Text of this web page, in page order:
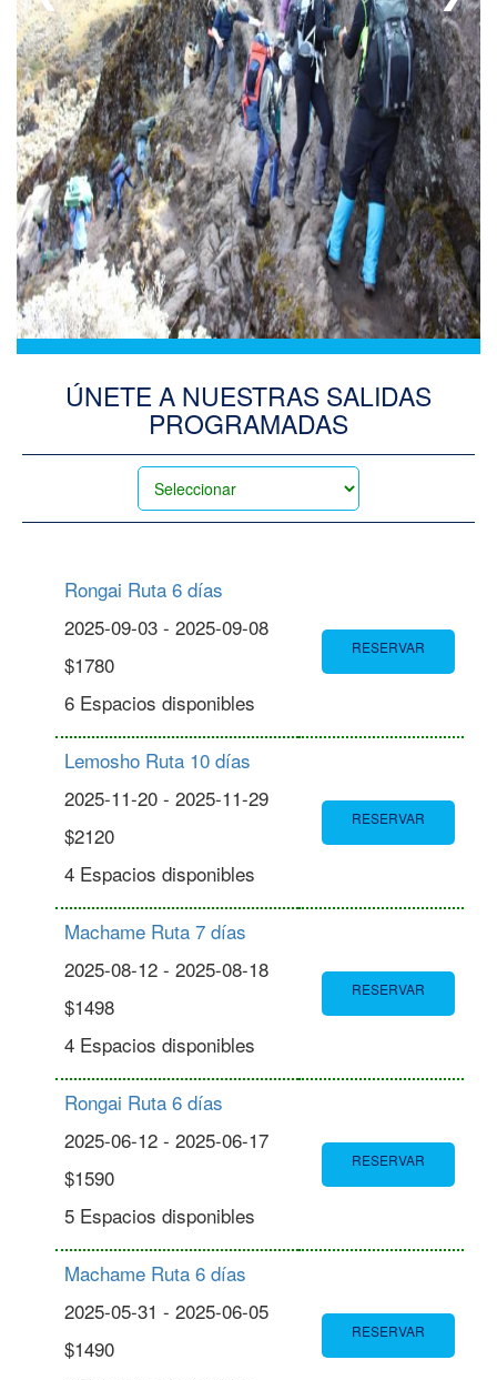
DE
SESIÓN
DEL
ADMINISTRADOR
ÚNETE A NUESTRAS SALIDAS
PROGRAMADAS
Rongai Ruta 6 días
2025-09-03 - 2025-09-08
$1780
6 Espacios disponibles
RESERVAR
Lemosho Ruta 10 días
2025-11-20 - 2025-11-29
$2120
4 Espacios disponibles
RESERVAR
Machame Ruta 7 días
2025-08-12 - 2025-08-18
$1498
4 Espacios disponibles
RESERVAR
Rongai Ruta 6 días
2025-06-12 - 2025-06-17
$1590
5 Espacios disponibles
RESERVAR
Machame Ruta 6 días
2025-05-31 - 2025-06-05
$1490
RESERVAR